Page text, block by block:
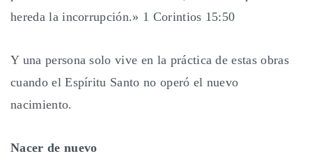
hereda la incorrupción.» 1 Corintios 15:50
Y una persona solo vive en la práctica de estas obras
cuando el Espíritu Santo no operó el nuevo
nacimiento.
Nacer de nuevo